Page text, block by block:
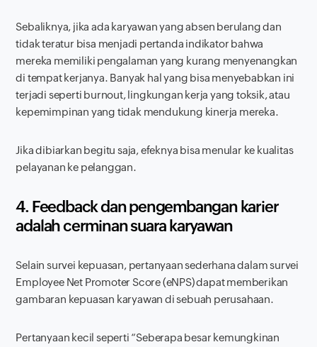
Sebaliknya, jika ada karyawan yang absen berulang dan
tidak teratur bisa menjadi pertanda indikator bahwa
mereka memiliki pengalaman yang kurang menyenangkan
di tempat kerjanya. Banyak hal yang bisa menyebabkan ini
terjadi seperti burnout,lingkungan kerja yang toksik, atau
kepemimpinan yang tidak mendukung kinerja mereka.
Jika dibiarkan begitu saja, efeknya bisa menular ke kualitas
pelayanan ke pelanggan.
4. Feedbackdan pengembangan karier
adalah cerminan suara karyawan
Selain survei kepuasan, pertanyaan sederhana dalam survei
Employee Net Promoter Score(eNPS) dapat memberikan
gambaran kepuasan karyawan di sebuah perusahaan.
Pertanyaan kecil seperti “Seberapa besar kemungkinan